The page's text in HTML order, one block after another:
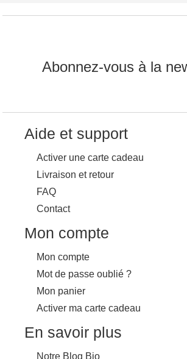
Abonnez-vous à la
Aide et support
Activer une carte cadeau
Livraison et retour
FAQ
Contact
Mon compte
Mon compte
Mot de passe oublié ?
Mon panier
Activer ma carte cadeau
En savoir plus
Notre Blog Bio